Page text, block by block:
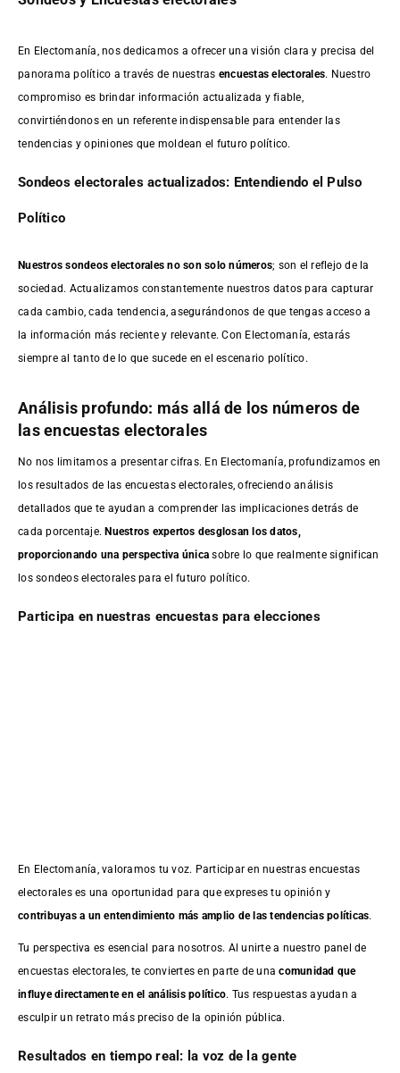
En Electomanía, nos dedicamos a ofrecer una visión clara y precisa del
panorama político a través de nuestras encuestas electorales. Nuestro
compromiso es brindar información actualizada y fiable,
convirtiéndonos en un referente indispensable para entender las
tendencias y opiniones que moldean el futuro político.
Sondeos electorales actualizados: Entendiendo el Pulso
Político
Nuestros sondeos electorales no son solo números; son el reflejo de la
sociedad. Actualizamos constantemente nuestros datos para capturar
cada cambio, cada tendencia, asegurándonos de que tengas acceso a
la información más reciente y relevante. Con Electomanía, estarás
siempre al tanto de lo que sucede en el escenario político.
Análisis profundo: más allá de los números de
las encuestas electorales
No nos limitamos a presentar cifras. En Electomanía, profundizamos en
los resultados de las encuestas electorales, ofreciendo análisis
detallados que te ayudan a comprender las implicaciones detrás de
cada porcentaje.Nuestros expertos desglosan los datos,
proporcionando una perspectiva única sobre lo que realmente significan
los sondeos electorales para el futuro político.
Participa en nuestras encuestas para elecciones
En Electomanía, valoramos tu voz. Participar en nuestras encuestas
electorales es una oportunidad para que expreses tu opinión y
contribuyas a un entendimiento más amplio de las tendencias políticas.
Tu perspectiva es esencial para nosotros. Al unirte a nuestro panel de
encuestas electorales, te conviertes en parte de unacomunidad que
influye directamente en el análisis político. Tus respuestas ayudan a
esculpir un retrato más preciso de la opinión pública.
Resultados en tiempo real: la voz de la gente